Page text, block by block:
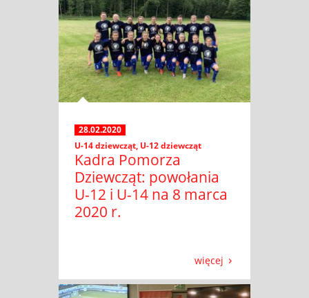
28.02.2020
U-14 dziewcząt, U-12 dziewcząt
Kadra Pomorza
Dziewcząt: powołania
U-12 i U-14 na 8 marca
2020 r.
więcej